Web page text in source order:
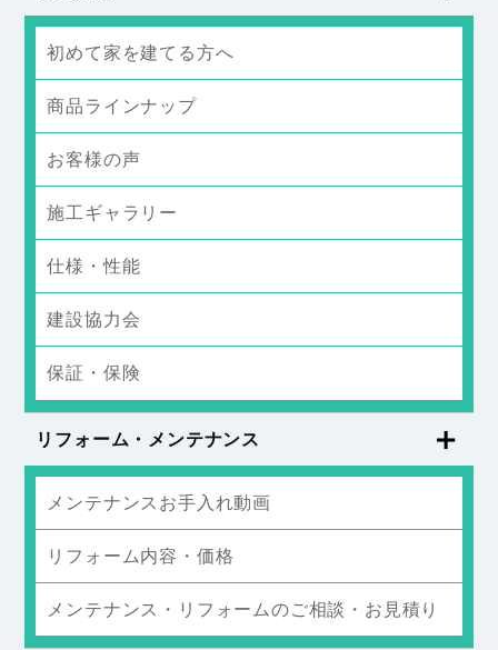
初めて家を建てる方へ
商品ラインナップ
お客様の声
施工ギャラリー
仕様・性能
建設協力会
保証・保険
リフォーム・メンテナンス
メンテナンスお手入れ動画
リフォーム内容・価格
メンテナンス・リフォームのご相談・お見積り